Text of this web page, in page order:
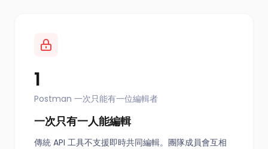
1
Postman 一次只能有一位編輯者
一次只有一人能編輯
傳統 API 工具不支援即時共同編輯。團隊成員會互相